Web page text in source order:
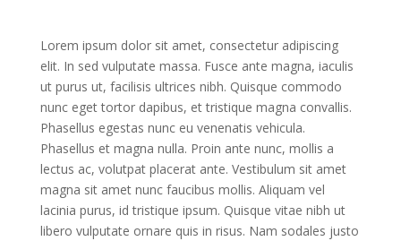
Lorem ipsum dolor sit amet, consectetur adipiscing
elit. In sed vulputate massa. Fusce ante magna, iaculis
ut purus ut, facilisis ultrices nibh. Quisque commodo
nunc eget tortor dapibus, et tristique magna convallis.
Phasellus egestas nunc eu venenatis vehicula.
Phasellus et magna nulla. Proin ante nunc, mollis a
lectus ac, volutpat placerat ante. Vestibulum sit amet
magna sit amet nunc faucibus mollis. Aliquam vel
lacinia purus, id tristique ipsum. Quisque vitae nibh ut
libero vulputate ornare quis in risus. Nam sodales justo